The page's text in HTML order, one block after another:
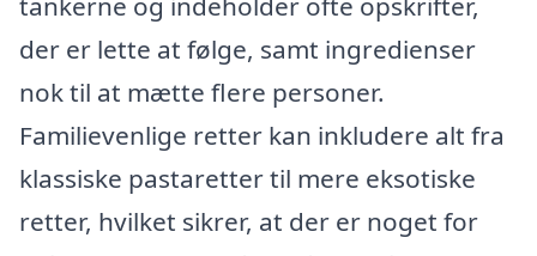
der er lette at følge, samt ingredienser
nok til at mætte flere personer.
Familievenlige retter kan inkludere alt fra
klassiske pastaretter til mere eksotiske
retter, hvilket sikrer, at der er noget for